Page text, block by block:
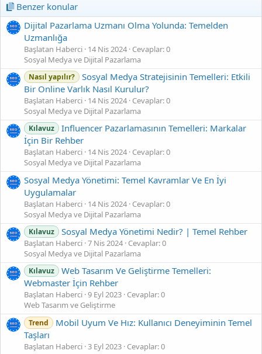
Benzer konular
Dijital Pazarlama Uzmanı Olma Yolunda: Temelden
Uzmanlığa
Başlatan Haberci 14 Nis 2024 Cevaplar: 0
Sosyal Medya ve Dijital Pazarlama
Nasıl yapılır?
Sosyal Medya Stratejisinin Temelleri: Etkili
Bir Online Varlık Nasıl Kurulur?
Başlatan Haberci 14 Nis 2024 Cevaplar: 0
Sosyal Medya ve Dijital Pazarlama
Kılavuz
Influencer Pazarlamasının Temelleri: Markalar
İçin Bir Rehber
Başlatan Haberci 14 Nis 2024 Cevaplar: 0
Sosyal Medya ve Dijital Pazarlama
Sosyal Medya Yönetimi: Temel Kavramlar Ve En İyi
Uygulamalar
Başlatan Haberci 14 Nis 2024 Cevaplar: 0
Sosyal Medya ve Dijital Pazarlama
Kılavuz Sosyal Medya Yönetimi Nedir? | Temel Rehber
Başlatan Haberci 7 Nis 2024 Cevaplar: 0
Sosyal Medya ve Dijital Pazarlama
Kılavuz
Web Tasarım Ve Geliştirme Temelleri:
Webmaster İçin Rehber
Başlatan Haberci 9 Eyl 2023 Cevaplar: 0
Web Tasarım ve Geliştirme
Trend
Mobil Uyum Ve Hız: Kullanıcı Deneyiminin Temel
Taşları
Başlatan Haberci 3 Eyl 2023 Cevaplar: 0